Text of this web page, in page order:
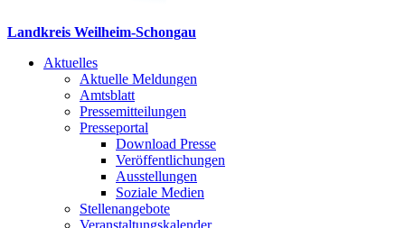
Landkreis Weilheim-Schongau
Aktuelles
Aktuelle Meldungen
Amtsblatt
Pressemitteilungen
Presseportal
Download Presse
Veröffentlichungen
Ausstellungen
Soziale Medien
Stellenangebote